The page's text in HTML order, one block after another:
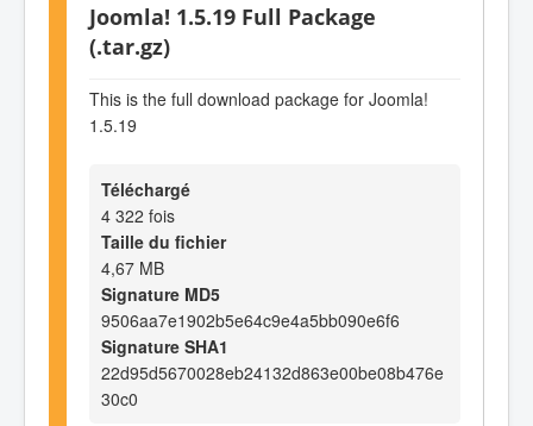
Joomla! 1.5.19 Full Package
(.tar.gz)
This is the full download package for Joomla!
1.5.19
Téléchargé
4 322 fois
Taille du fichier
4,67 MB
Signature MD5
9506aa7e1902b5e64c9e4a5bb090e6f6
Signature SHA1
22d95d5670028eb24132d863e00be08b476e
30c0